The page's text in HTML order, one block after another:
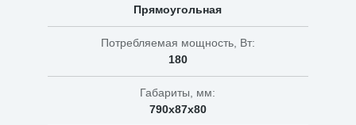
Прямоугольная
Потребляемая мощность, Вт:
180
Габариты, мм:
790x87x80